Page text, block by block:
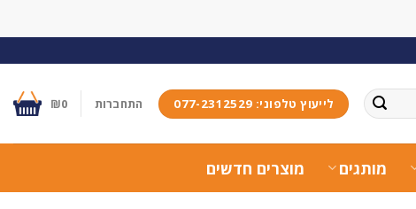
לייעוץ טלפוני: 077-2312529 התחברות ₪0
מותגים מוצרים חדשים